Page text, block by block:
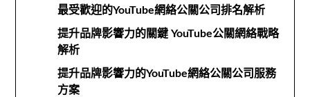
最受歡迎的YouTube網絡公關公司排名解析
提升品牌影響力的關鍵 YouTube公關網絡戰略
解析
提升品牌影響力的YouTube網絡公關公司服務
方案